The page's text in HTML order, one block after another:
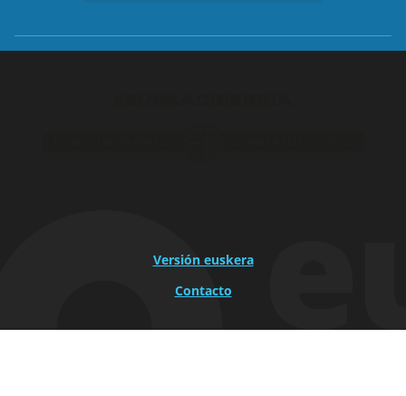
Versión euskera
Contacto